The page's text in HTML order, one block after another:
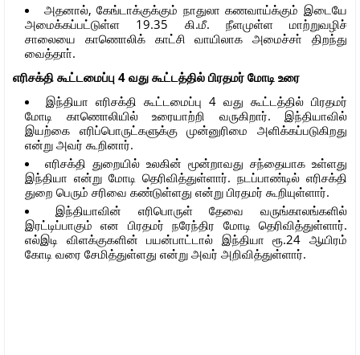
அதனால், கேங்டாக்குக்கும் நாதுலா கணவாய்க்கும் இடையே
அமைக்கப்பட்டுள்ள 19.35 கி.மீ. நீளமுள்ள மாற்றுவழிச்
சாலையை காணொலிக் காட்சி வாயிலாக அமைச்சா் திறந்து
வைத்தாா்.
எரிசக்தி கூட்டமைப்பு 4 வது கூட்டத்தில் பிரதமர் மோடி உரை
இந்தியா எரிசக்தி கூட்டமைப்பு 4 வது கூட்டத்தில் பிரதமர்
மோடி காணொலியில் உரையாற்றி வருகிறார். இந்தியாவில்
இயற்கை எரிப்பொருட்களுக்கு முன்னுரிமை அளிக்கப்படுகிறது
என்று அவர் கூறினார்.
எரிசக்தி துறையில் உலகின் மூன்றாவது சந்தையாக உள்ளது
இந்தியா என்று மோடி தெரிவித்துள்ளார். நடப்பாண்டில் எரிசக்தி
துறை பெரும் சரிவை கண்டுள்ளது என்று பிரதமர் கூறியுள்ளார்.
இந்தியாவின் எரிபொருள் தேவை வருங்காலங்களில்
இரட்டிப்பாகும் என பிரதமர் நரேந்திர மோடி தெரிவித்துள்ளார்.
எல்இடி விளக்குகளின் பயன்பாட்டால் இந்தியா ரூ.24 ஆயிரம்
கோடி வரை சேமித்துள்ளது என்று அவர் அறிவித்துள்ளார்.